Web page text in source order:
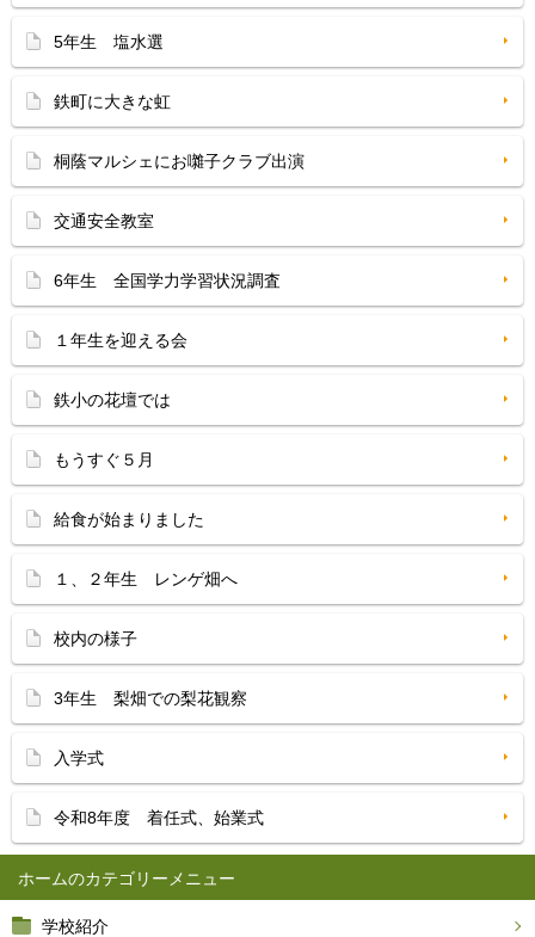
ホーム
学校紹介
5年生 塩水選
鉄町に大きな虹
桐蔭マルシェにお囃子クラブ出演
交通安全教室
6年生 全国学力学習状況調査
１年生を迎える会
鉄小の花壇では
もうすぐ５月
給食が始まりました
１、２年生 レンゲ畑へ
校内の様子
3年生 梨畑での梨花観察
入学式
令和8年度 着任式、始業式